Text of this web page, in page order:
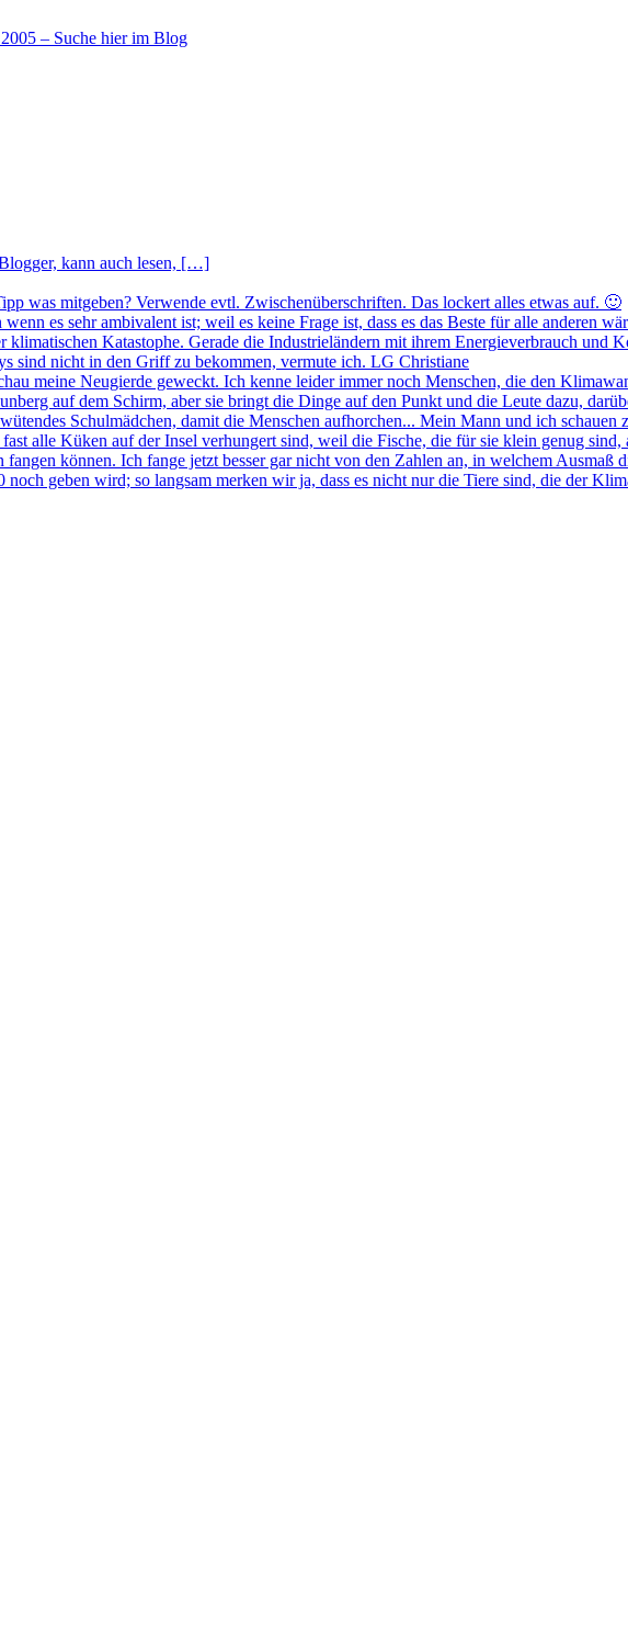
– Suche hier im Blog
kann auch lesen, […]
was mitgeben? Verwende evtl. Zwischenüberschriften. Das lockert alles etwas auf. 🙂
wenn es sehr ambivalent ist; weil es keine Frage ist, dass es das Beste für alle anderen
Katastophe. Gerade die Industrieländern mit ihrem Energieverbrauch und
sind nicht in den Griff zu bekommen, vermute ich. LG Christiane
meine Neugierde geweckt. Ich kenne leider immer noch Menschen, die den
auf dem Schirm, aber sie bringt die Dinge auf den Punkt und die Leute dazu,
Schulmädchen, damit die Menschen aufhorchen... Mein Mann und ich schauen
alle Küken auf der Insel verhungert sind, weil die Fische, die für sie klein genug sind,
können. Ich fange jetzt besser gar nicht von den Zahlen an, in welchem Ausmaß
noch geben wird; so langsam merken wir ja, dass es nicht nur die Tiere sind, die der